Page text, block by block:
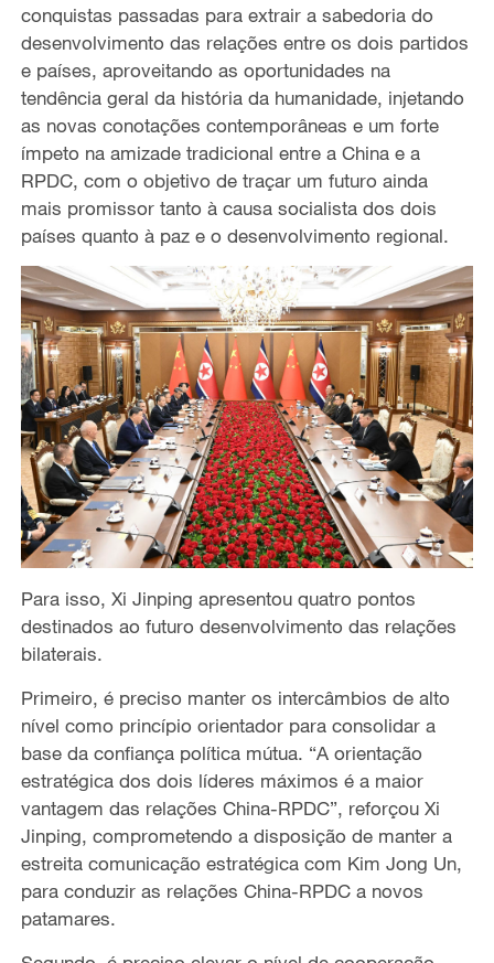
conquistas passadas para extrair a sabedoria do
desenvolvimento das relações entre os dois partidos
e países, aproveitando as oportunidades na
tendência geral da história da humanidade, injetando
as novas conotações contemporâneas e um forte
ímpeto na amizade tradicional entre a China e a
RPDC, com o objetivo de traçar um futuro ainda
mais promissor tanto à causa socialista dos dois
países quanto à paz e o desenvolvimento regional.
Para isso, Xi Jinping apresentou quatro pontos
destinados ao futuro desenvolvimento das relações
bilaterais.
Primeiro, é preciso manter os intercâmbios de alto
nível como princípio orientador para consolidar a
base da confiança política mútua. “A orientação
estratégica dos dois líderes máximos é a maior
vantagem das relações China-RPDC”, reforçou Xi
Jinping, comprometendo a disposição de manter a
estreita comunicação estratégica com Kim Jong Un,
para conduzir as relações China-RPDC a novos
patamares.